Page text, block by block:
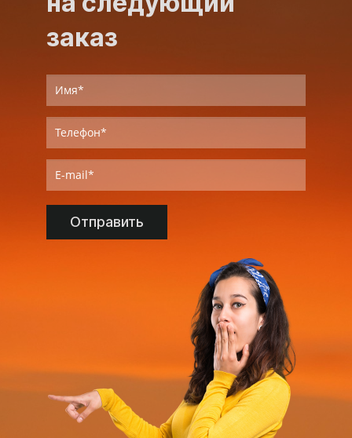
заказ
Отправить